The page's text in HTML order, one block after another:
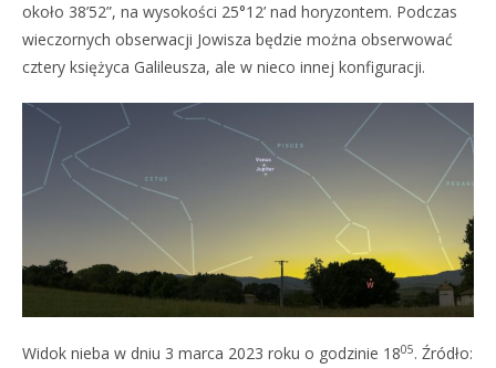
około 38’52”, na wysokości 25°12’ nad horyzontem. Podczas
wieczornych obserwacji Jowisza będzie można obserwować
cztery księżyca Galileusza, ale w nieco innej konfiguracji.
Widok nieba w dniu 3 marca 2023 roku o godzinie 1805. Źródło: